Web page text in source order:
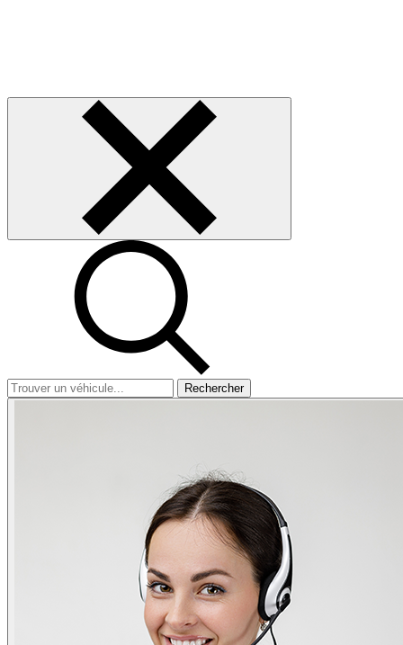
Rechercher